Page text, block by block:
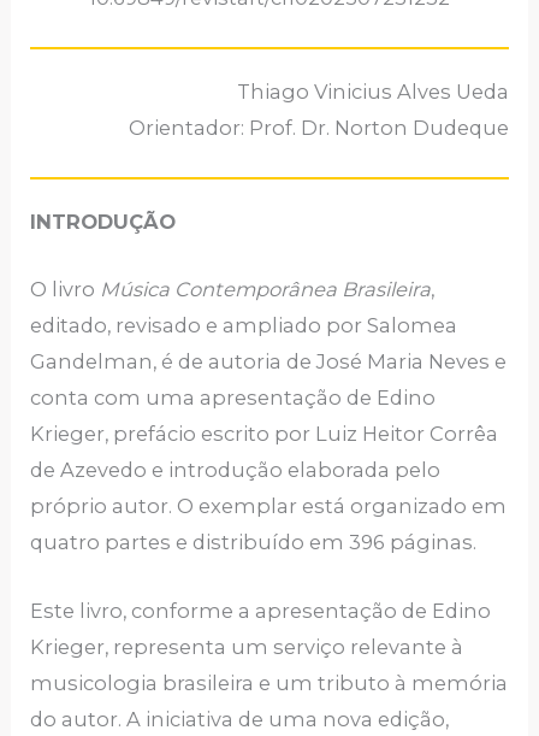
Thiago Vinicius Alves Ueda
Orientador: Prof. Dr. Norton Dudeque
INTRODUÇÃO
O livro Música Contemporânea Brasileira,
editado, revisado e ampliado por Salomea
Gandelman, é de autoria de José Maria Neves e
conta com uma apresentação de Edino
Krieger, prefácio escrito por Luiz Heitor Corrêa
de Azevedo e introdução elaborada pelo
próprio autor. O exemplar está organizado em
quatro partes e distribuído em 396 páginas.
Este livro, conforme a apresentação de Edino
Krieger, representa um serviço relevante à
musicologia brasileira e um tributo à memória
do autor. A iniciativa de uma nova edição,